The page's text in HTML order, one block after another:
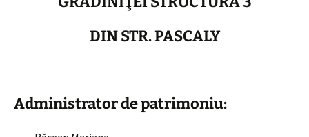
DIN STR. PASCALY
Administrator de patrimoniu: